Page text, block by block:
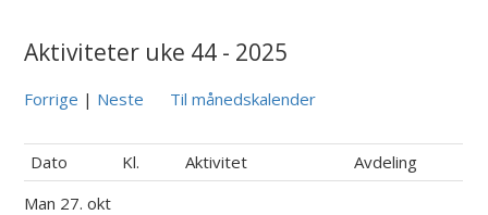
Aktiviteter uke 44 - 2025
Forrige | Neste Til månedskalender
Dato Kl. Aktivitet
Avdeling
Man 27. okt